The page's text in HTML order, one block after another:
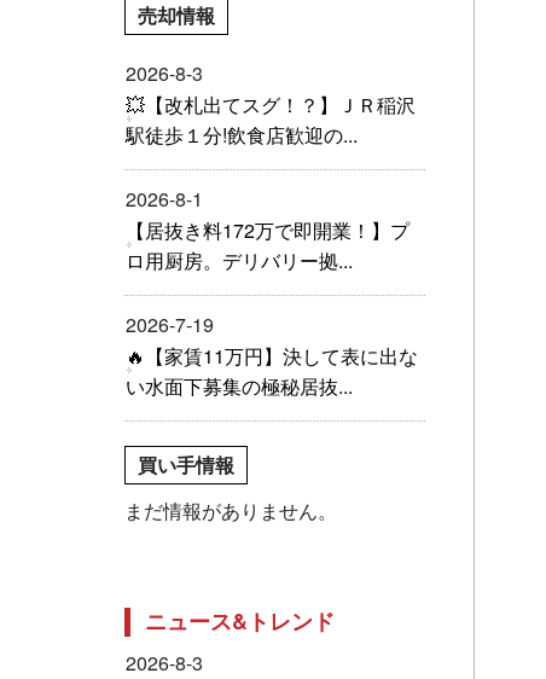
売却情報
2026-8-3
💥【改札出てスグ！？】ＪＲ稲沢
駅徒歩１分!飲食店歓迎の...
2026-8-1
【居抜き料172万で即開業！】プ
ロ用厨房。デリバリー拠...
2026-7-19
🔥【家賃11万円】決して表に出な
い水面下募集の極秘居抜...
買い手情報
まだ情報がありません。
ニュース&トレンド
2026-8-3